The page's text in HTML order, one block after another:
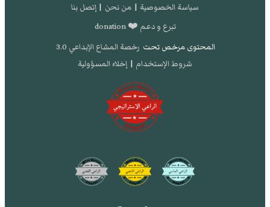
سياسة الخصوصية | من نحن | إتصل بنا
تبرع و دعم ❤️ donation
المحتوى مرخص تحت رخصة المشاع الإبداعي 3.0
شروط الإستخدام | إخلاء المسؤولية